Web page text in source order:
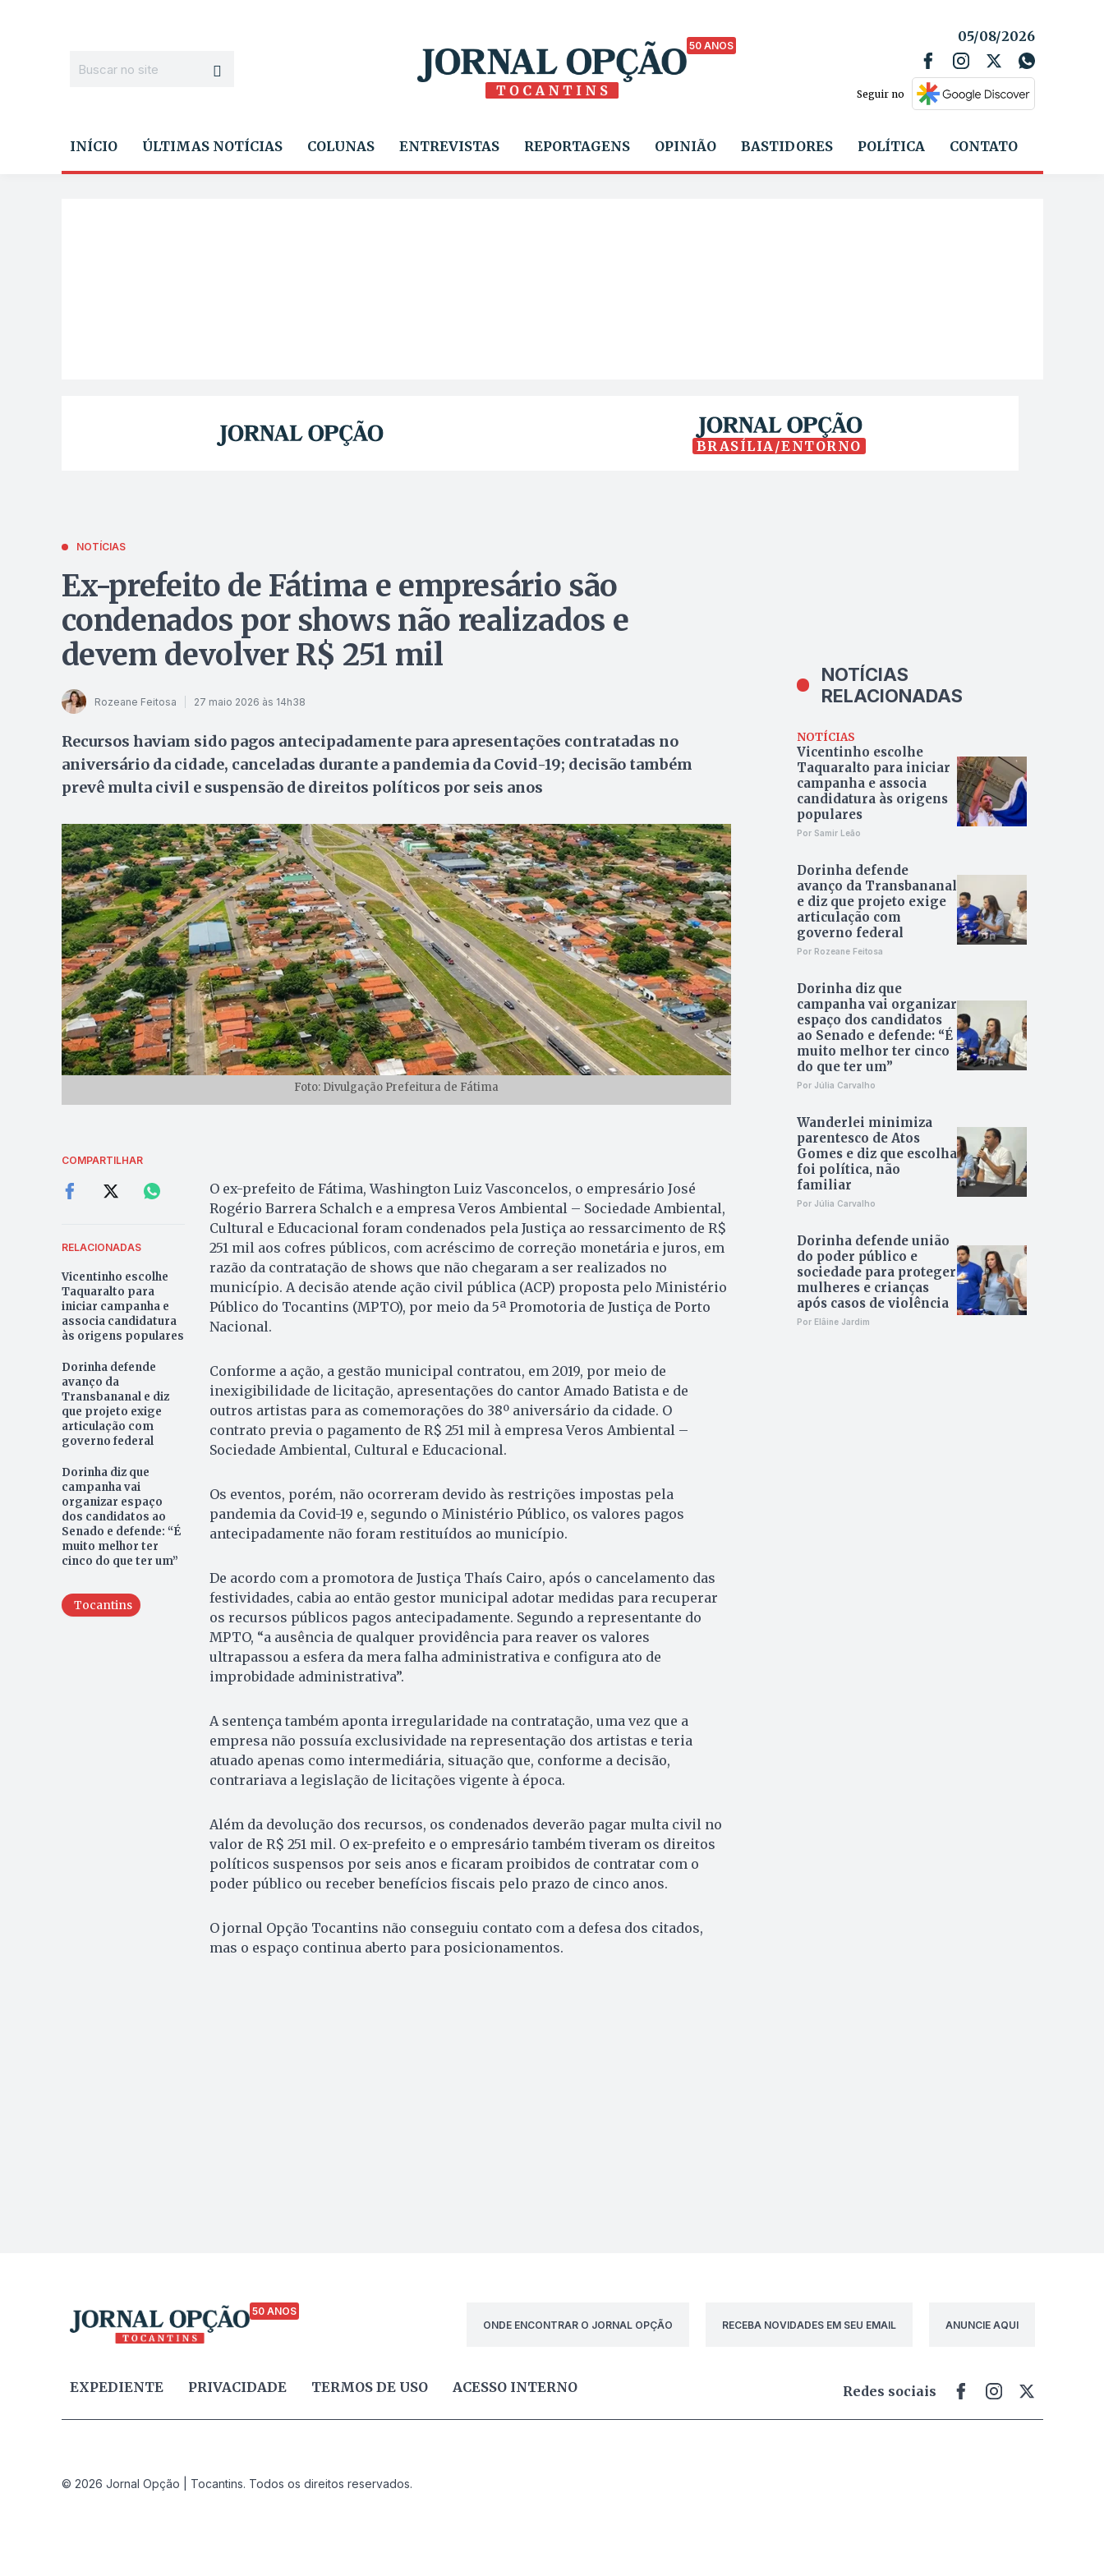
50 ANOS
05/08/2026
Seguir no
INÍCIO ÚLTIMAS NOTÍCIAS COLUNAS ENTREVISTAS REPORTAGENS OPINIÃO BASTIDORES POLÍTICA CONTATO
BRASÍLIA/ENTORNO
NOTÍCIAS
Ex-prefeito de Fátima e empresário são
condenados por shows não realizados e
devem devolver R$ 251 mil
Rozeane Feitosa 27 maio 2026 às 14h38
Recursos haviam sido pagos antecipadamente para apresentações contratadas no
aniversário da cidade, canceladas durante a pandemia da Covid-19; decisão também
prevê multa civil e suspensão de direitos políticos por seis anos
Foto: Divulgação Prefeitura de Fátima
COMPARTILHAR
RELACIONADAS
Vicentinho escolhe
Taquaralto para
iniciar campanha e
associa candidatura
às origens populares
Dorinha defende
avanço da
Transbananal e diz
que projeto exige
articulação com
governo federal
Dorinha diz que
campanha vai
organizar espaço
dos candidatos ao
Senado e defende: “É
muito melhor ter
cinco do que ter um”
Tocantins
O ex-prefeito de Fátima, Washington Luiz Vasconcelos, o empresário José
Rogério Barrera Schalch e a empresa Veros Ambiental – Sociedade Ambiental,
Cultural e Educacional foram condenados pela Justiça ao ressarcimento de R$
251 mil aos cofres públicos, com acréscimo de correção monetária e juros, em
razão da contratação de shows que não chegaram a ser realizados no
município. A decisão atende ação civil pública (ACP) proposta pelo Ministério
Público do Tocantins (MPTO), por meio da 5ª Promotoria de Justiça de Porto
Nacional.
Conforme a ação, a gestão municipal contratou, em 2019, por meio de
inexigibilidade de licitação, apresentações do cantor Amado Batista e de
outros artistas para as comemorações do 38º aniversário da cidade. O
contrato previa o pagamento de R$ 251 mil à empresa Veros Ambiental –
Sociedade Ambiental, Cultural e Educacional.
Os eventos, porém, não ocorreram devido às restrições impostas pela
pandemia da Covid-19 e, segundo o Ministério Público, os valores pagos
antecipadamente não foram restituídos ao município.
De acordo com a promotora de Justiça Thaís Cairo, após o cancelamento das
festividades, cabia ao então gestor municipal adotar medidas para recuperar
os recursos públicos pagos antecipadamente. Segundo a representante do
MPTO, “a ausência de qualquer providência para reaver os valores
ultrapassou a esfera da mera falha administrativa e configura ato de
improbidade administrativa”.
A sentença também aponta irregularidade na contratação, uma vez que a
empresa não possuía exclusividade na representação dos artistas e teria
atuado apenas como intermediária, situação que, conforme a decisão,
contrariava a legislação de licitações vigente à época.
Além da devolução dos recursos, os condenados deverão pagar multa civil no
valor de R$ 251 mil. O ex-prefeito e o empresário também tiveram os direitos
políticos suspensos por seis anos e ficaram proibidos de contratar com o
poder público ou receber benefícios fiscais pelo prazo de cinco anos.
O jornal Opção Tocantins não conseguiu contato com a defesa dos citados,
mas o espaço continua aberto para posicionamentos.
NOTÍCIAS
RELACIONADAS
NOTÍCIAS
Vicentinho escolhe
Taquaralto para iniciar
campanha e associa
candidatura às origens
populares
Por Samir Leão
Dorinha defende
avanço da Transbananal
e diz que projeto exige
articulação com
governo federal
Por Rozeane Feitosa
Dorinha diz que
campanha vai organizar
espaço dos candidatos
ao Senado e defende: “É
muito melhor ter cinco
do que ter um”
Por Júlia Carvalho
Wanderlei minimiza
parentesco de Atos
Gomes e diz que escolha
foi política, não
familiar
Por Júlia Carvalho
Dorinha defende união
do poder público e
sociedade para proteger
mulheres e crianças
após casos de violência
Por Elâine Jardim
50 ANOS
ONDE ENCONTRAR O JORNAL OPÇÃO
RECEBA NOVIDADES EM SEU EMAIL ANUNCIE AQUI
EXPEDIENTE PRIVACIDADE TERMOS DE USO ACESSO INTERNO Redes sociais
© 2026 Jornal Opção | Tocantins. Todos os direitos reservados.